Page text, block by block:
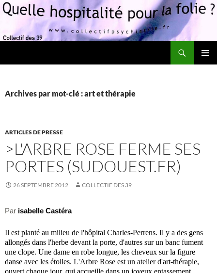
Archives par mot-clé : art et thérapie
ARTICLES DE PRESSE
>L'ARBRE ROSE FERME SES
PORTES (SUDOUEST.FR)
26 SEPTEMBRE 2012 COLLECTIF DES 39
Par isabelle Castéra
Il est planté au milieu de l'hôpital Charles-Perrens. Il y a des gens
allongés dans l'herbe devant la porte, d'autres sur un banc fument
une clope. Une dame en robe longue, les cheveux sur la figure
danse avec les étoiles. L'Arbre Rose est un atelier d'art-thérapie,